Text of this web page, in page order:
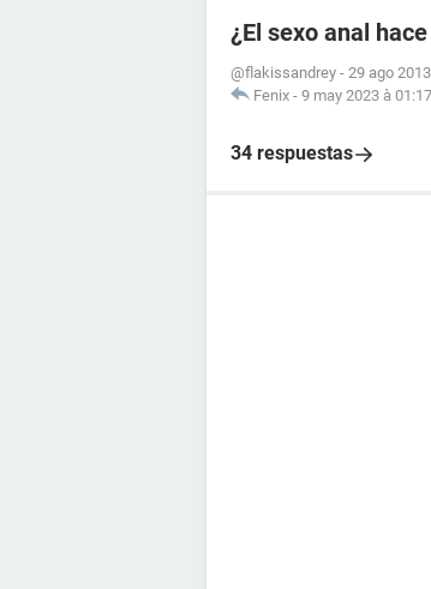
¿El sexo anal
@flakissandrey - 29 ago
Fenix - 9 may 2023 à 01:17
34 respuestas